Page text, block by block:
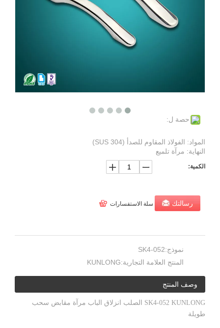
حصة ل:
المواد: الفولاذ المقاوم للصدأ (SUS 304)
النهاية: مرآة تلميع
الكمية:
رسالتك سلة الاستفسارات
نموذج:SK4-052
المنتج العلامة التجارية:KUNLONG
وصف المنتج
SK4-052 KUNLONG الصلب انزلاق الباب مرآة مقابض سحب
طويلة